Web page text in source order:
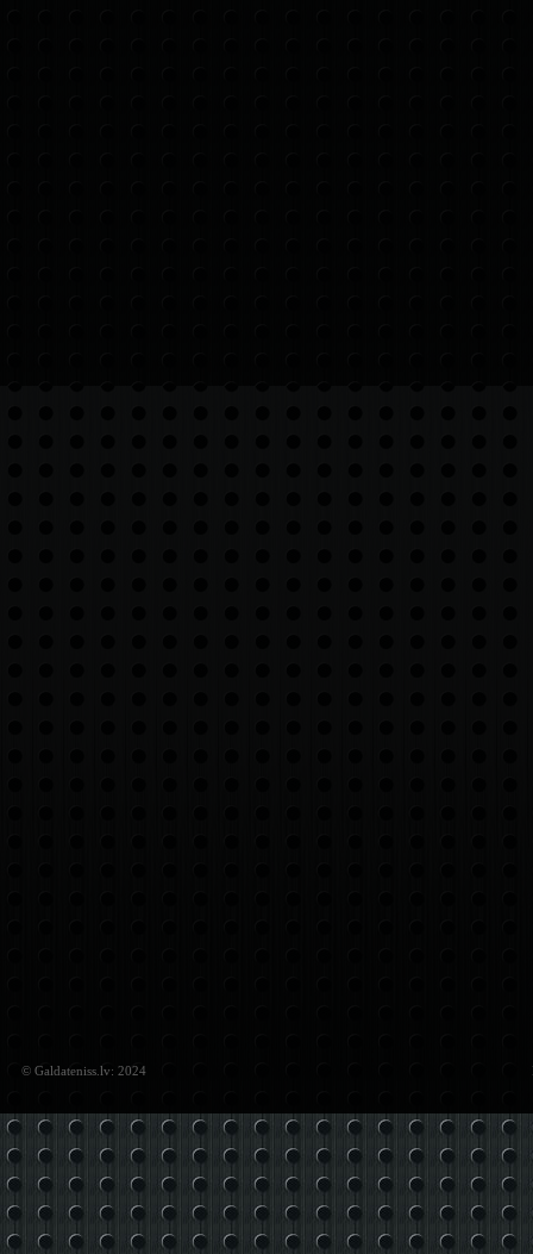
© Galdateniss.lv: 2024